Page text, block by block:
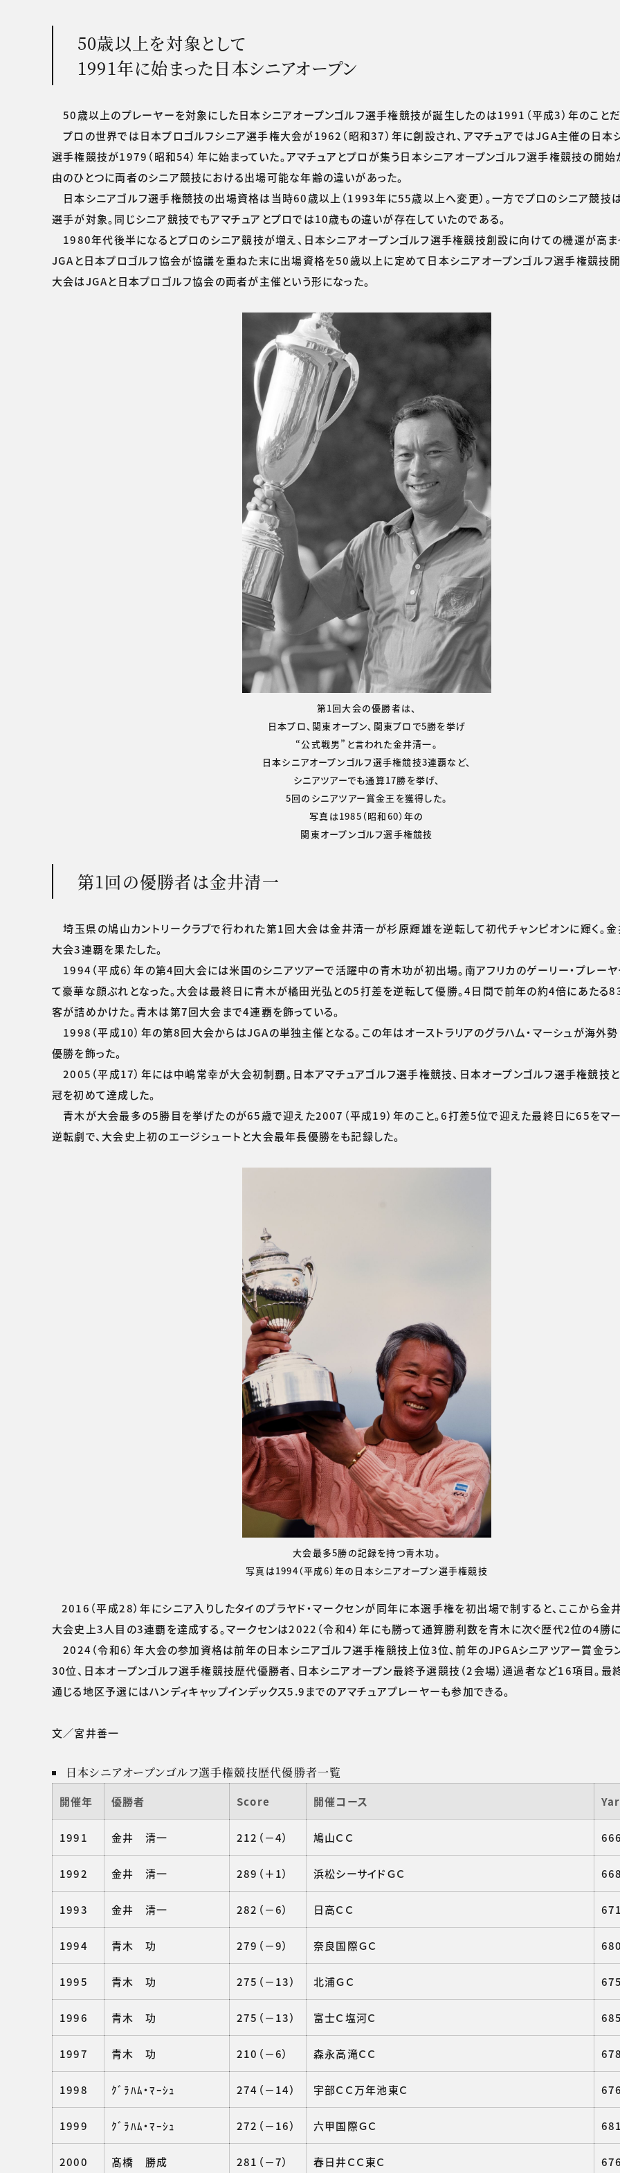
50歳以上を対象として
1991年に始まった日本シニアオープン
50歳以上のプレーヤーを対象にした日本シニアオープンゴルフ選手権競技が誕生したのは1991（平成3）年のことだ
プロの世界では日本プロゴルフシニア選手権大会が1962（昭和37）年に創設され、アマチュアではJGA主催の日本
選手権競技が1979（昭和54）年に始まっていた。アマチュアとプロが集う日本シニアオープンゴルフ選手権競技の開
由のひとつに両者のシニア競技における出場可能な年齢の違いがあった。
日本シニアゴルフ選手権競技の出場資格は当時60歳以上（1993年に55歳以上へ変更）。一方でプロのシニア競技
選手が対象。同じシニア競技でもアマチュアとプロでは10歳もの違いが存在していたのである。
1980年代後半になるとプロのシニア競技が増え、日本シニアオープンゴルフ選手権競技創設に向けての機運が高まっ
JGAと日本プロゴルフ協会が協議を重ねた末に出場資格を50歳以上に定めて日本シニアオープンゴルフ選手権競技開
大会はJGAと日本プロゴルフ協会の両者が主催という形になった。
第1回大会の優勝者は、
日本プロ、関東オープン、関東プロで5勝を挙げ
“公式戦男”と言われた金井清一。
日本シニアオープンゴルフ選手権競技3連覇など、
シニアツアーでも通算17勝を挙げ、
5回のシニアツアー賞金王を獲得した。
写真は1985（昭和60）年の
関東オープンゴルフ選手権競技
第1回の優勝者は金井清一
埼玉県の鳩山カントリークラブで行われた第1回大会は金井清一が杉原輝雄を逆転して初代チャンピオンに輝く。金
大会3連覇を果たした。
1994（平成6）年の第4回大会には米国のシニアツアーで活躍中の青木功が初出場。南アフリカのゲーリー・プレー
て豪華な顔ぶれとなった。大会は最終日に青木が橘田光弘との5打差を逆転して優勝。4日間で前年の約4倍にあたる
客が詰めかけた。青木は第7回大会まで4連覇を飾っている。
1998（平成10）年の第8回大会からはJGAの単独主催となる。この年はオーストラリアのグラハム・マーシュが海外
優勝を飾った。
2005（平成17）年には中嶋常幸が大会初制覇。日本アマチュアゴルフ選手権競技、日本オープンゴルフ選手権競技
冠を初めて達成した。
青木が大会最多の5勝目を挙げたのが65歳で迎えた2007（平成19）年のこと。6打差5位で迎えた最終日に65をマ
逆転劇で、大会史上初のエージシュートと大会最年長優勝をも記録した。
大会最多5勝の記録を持つ青木功。
写真は1994（平成6）年の日本シニアオープン選手権競技
2016（平成28）年にシニア入りしたタイのプラヤド・マークセンが同年に本選手権を初出場で制すると、ここから金
大会史上3人目の3連覇を達成する。マークセンは2022（令和4）年にも勝って通算勝利数を青木に次ぐ歴代2位の4勝に
2024（令和6）年大会の参加資格は前年の日本シニアゴルフ選手権競技上位3位、前年のJPGAシニアツアー賞金ラ
30位、日本オープンゴルフ選手権競技歴代優勝者、日本シニアオープン最終予選競技（2会場）通過者など16項目。最
通じる地区予選にはハンディキャップインデックス5.9までのアマチュアプレーヤーも参加できる。
文／宮井善一
日本シニアオープンゴルフ選手権競技歴代優勝者一覧
開催年 優勝者 Score 開催コース
1991 金井 清一 212（－4） 鳩山ＣＣ
1992 金井 清一 289（＋1） 浜松シーサイドＧＣ
1993 金井 清一 282（－6） 日高ＣＣ
1994 青木 功 279（－9） 奈良国際ＧＣ
1995 青木 功 275（－13） 北浦ＧＣ
1996 青木 功 275（－13） 富士Ｃ塩河Ｃ
1997 青木 功 210（－6） 森永高滝ＣＣ
1998 ｸﾞﾗﾊﾑ・ﾏｰｼｭ 274（－14） 宇部ＣＣ万年池東Ｃ
1999 ｸﾞﾗﾊﾑ・ﾏｰｼｭ 272（－16） 六甲国際ＧＣ
2000 髙橋 勝成 281（－7） 春日井ＣＣ東Ｃ